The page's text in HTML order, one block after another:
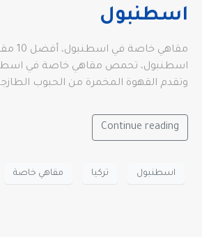
اسطنبول
مقاهي
اسطنبول، تحمص مقاهي خاصة في
وتقدم القهوة المخمرة من الحبوب
Continue reading
اسطنبول تركيا مقاهي خاصة